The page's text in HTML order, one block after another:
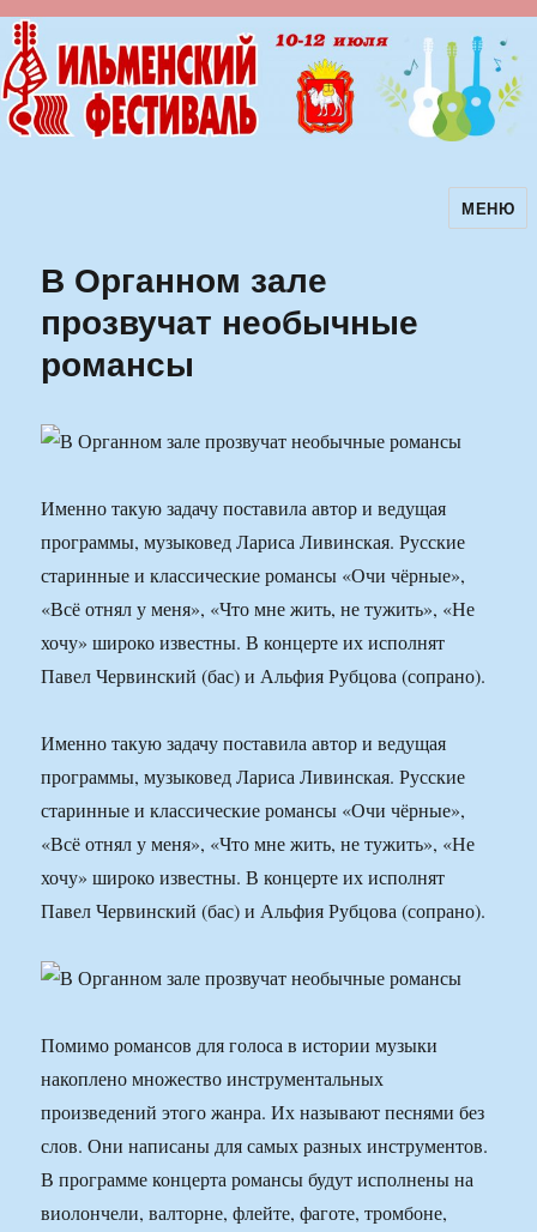
Ильменский фестиваль авторскойМЕНЮ
В Органном зале
прозвучат необычные
романсы
Именно такую задачу поставила автор и ведущая
программы, музыковед Лариса Ливинская. Русские
старинные и классические романсы «Очи чёрные»,
«Всё отнял у меня», «Что мне жить, не тужить», «Не
хочу» широко известны. В концерте их исполнят
Павел Червинский (бас) и Альфия Рубцова (сопрано).
Именно такую задачу поставила автор и ведущая
программы, музыковед Лариса Ливинская. Русские
старинные и классические романсы «Очи чёрные»,
«Всё отнял у меня», «Что мне жить, не тужить», «Не
хочу» широко известны. В концерте их исполнят
Павел Червинский (бас) и Альфия Рубцова (сопрано).
Помимо романсов для голоса в истории музыки
накоплено множество инструментальных
произведений этого жанра. Их называют песнями без
слов. Они написаны для самых разных инструментов.
В программе концерта романсы будут исполнены на
виолончели, валторне, флейте, фаготе, тромбоне,